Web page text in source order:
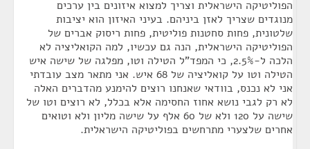
הפוליטיקה הישראלית וצריך למצוא איזונים בין ערכים
מנוגדים שצריך לאזן ביניהם. בעיני האיזון הוא יציבות
שלטונית, פחות סחטנות פוליטית, פחות ריסוק אברים של
הפוליטיקה הישראלית, הנה גם עכשיו, למה הקואליציה לא
הלכה ל-2.5%, כי המפד"ל הטילה וטו, מפלגה של שישה איש
הטילה וטו על קואליציה של 68 איש. אני מתאר מצב עובדתי
אני לא נכנס, בוודאי שאנחנו רוצים להימנע מהדברים האלה
לא רק לגבי נושא אחוז החסימה אלא בכלל, לא רוצים וטו של
שישה על 120 ולא של 60 אלף על שישה מליון ולא וטואים
אחרים שלצערי מתרחשים בפוליטיקה הישראלית.